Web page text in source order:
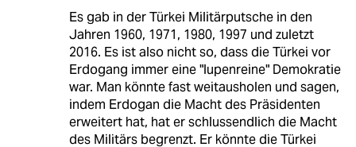
Es gab in der Türkei Militärputsche in den
Jahren 1960, 1971, 1980, 1997 und zuletzt
2016. Es ist also nicht so, dass die Türkei vor
Erdogang immer eine "lupenreine" Demokratie
war. Man könnte fast weitausholen und sagen,
indem Erdogan die Macht des Präsidenten
erweitert hat, hat er schlussendlich die Macht
des Militärs begrenzt. Er könnte die Türkei